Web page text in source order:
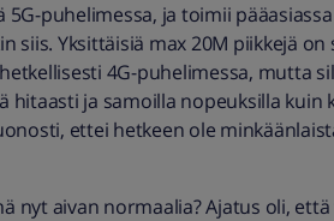
5G-puhelimessa, ja toimii
siis. Yksittäisiä max 20M piikkejä
4G-puhelimessa, mutta
hitaasti ja samoilla nopeuksilla kuin
ettei hetkeen ole
nyt aivan normaalia? Ajatus oli,